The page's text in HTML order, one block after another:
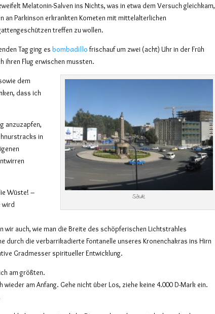
Melatonin-Salven ins Nichts, was in etwa dem Versuch gleichkam,
an Parkinson erkrankten Kometen mit mittelalterlichen
treffen zu wollen.
Tag ging esbombadillo frischauf um zwei (acht) Uhr in der Früh
ihren Flug erwischen mussten.
Säule
dem
dass ich
anzuzapfen,
in
Wüste! –
wird
wir auch, wie man die Breite des schöpferischen Lichtstrahles
durch die verbarrikadierte Fontanelle unseres Kronenchakras ins Hirn
Gradmesser spiritueller Entwicklung.
am größten.
wieder am Anfang. Gehe nicht über Los, ziehe keine 4.000 D-Mark ein.